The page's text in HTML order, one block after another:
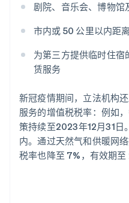
剧院、音乐会、博物馆
市内或 50 公里以内距
为第三方提供临时住宿
赁服务
新冠疫情期间，立法机构
服务的增值税税率：例如
策持续至2023年12月31日
内。通过天然气和供暖网
税率也降至 7%，有效期至